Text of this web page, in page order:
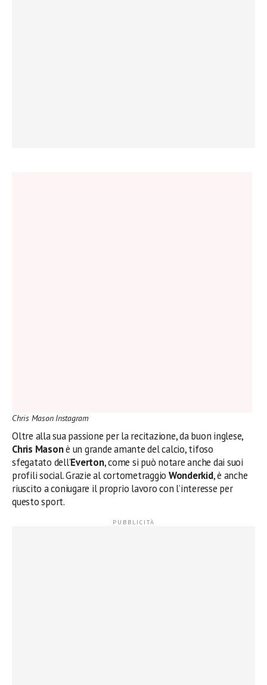
Chris Mason Instagram
Oltre alla sua passione per la recitazione, da buon inglese,
Chris Masonè un grande amante del calcio, tifoso
sfegatato dell’Everton, come si può notare anche dai suoi
profili social. Grazie al cortometraggio Wonderkid, è anche
riuscito a coniugare il proprio lavoro con l’interesse per
questo sport.